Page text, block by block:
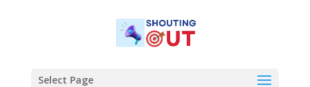
Select Page